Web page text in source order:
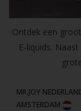
Ontdek een
E-liquids.
MR.JOY
AMSTERDAM